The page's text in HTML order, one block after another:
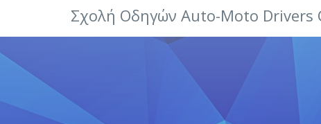
Σχολή Οδηγών Auto-Moto Drivers